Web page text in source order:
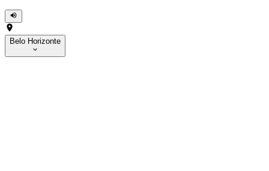
Belo Horizonte